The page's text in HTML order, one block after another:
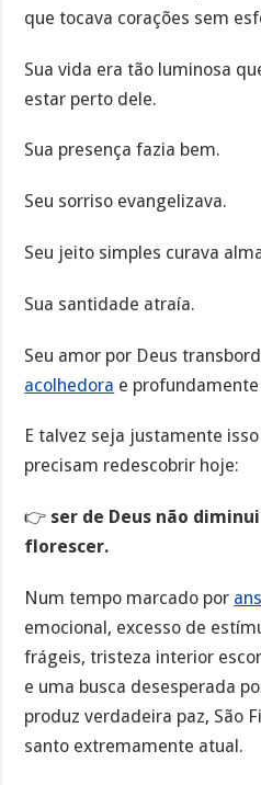
que tocava corações sem
Sua vida era tão luminosa
estar perto dele.
Sua presença fazia bem.
Seu sorriso evangelizava.
Seu jeito simples curava
Sua santidade atraía.
Seu amor por Deus
acolhedora e
E talvez seja justamente
precisam redescobrir hoje:
👉 ser de Deus não
florescer.
Num tempo marcado por
emocional, excesso de
frágeis, tristeza interior
e uma busca desesperada
produz verdadeira paz, São
santo extremamente atual.